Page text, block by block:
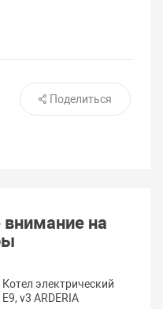
Поделиться
внимание на
Котел электрический
E9, v3 ARDERIA